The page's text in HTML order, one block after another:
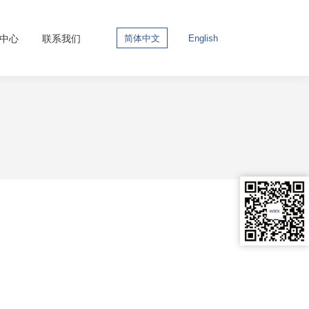
心 联系我们 简体中文 English